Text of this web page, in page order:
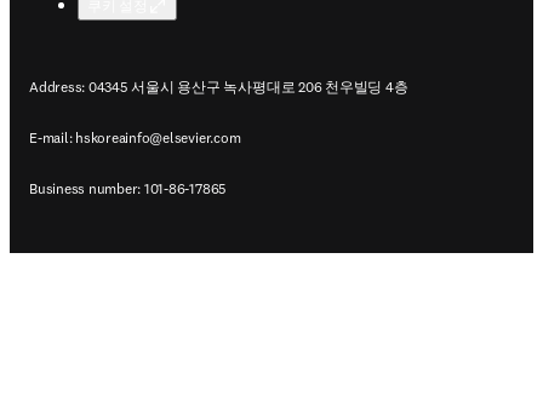
Address: 04345 서울시 용산구 녹사평대로 206 천우빌딩 4층
E-mail: hskoreainfo@elsevier.com
Business number: 101-86-17865